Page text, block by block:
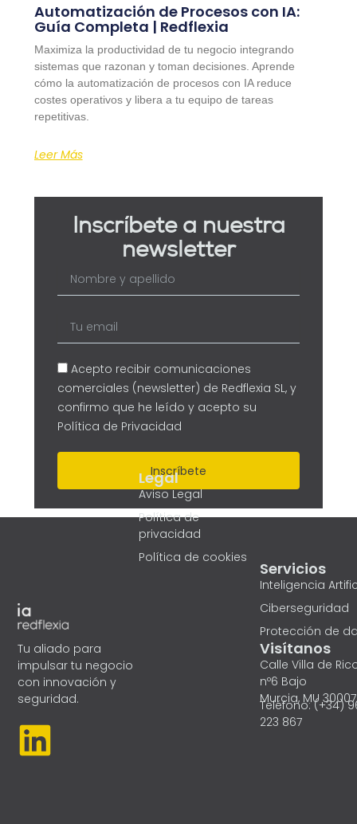
Automatización de Procesos con IA:
Guía Completa | Redflexia
Maximiza la productividad de tu negocio integrando
sistemas que razonan y toman decisiones. Aprende
cómo la automatización de procesos con IA reduce
costes operativos y libera a tu equipo de tareas
repetitivas.
Leer Más
Inscríbete a nuestra
newsletter
Nombre
email
Acepto recibir comunicaciones
comerciales (newsletter) de Redflexia SL, y
confirmo que he leído y acepto su
Política de Privacidad
Inscríbete
Tu aliado para
impulsar tu negocio
con innovación y
seguridad.
L
i
Legal
Aviso Legal
Política de
privacidad
Política de cookies
Servicios
Inteligencia
Ciberseguridad
Protección de
Visítanos
Calle Villa de
nº6 Bajo
Murcia, MU 30007
Teléfono: (+34)
223 867